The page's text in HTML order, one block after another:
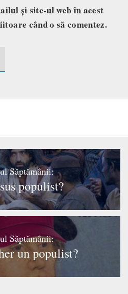
și site-ul web în acest
când o să comentez.
Săptămânii:
populist?
Săptămânii:
un populist?